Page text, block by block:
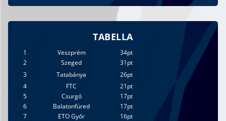
TABELLA
1 Veszprém
34pt
2
Szeged
31pt
3
Tatabánya
26pt
4
FTC
21pt
5
Csurgó
17pt
6
Balatonfüred
17pt
7
ETO Győr
16pt